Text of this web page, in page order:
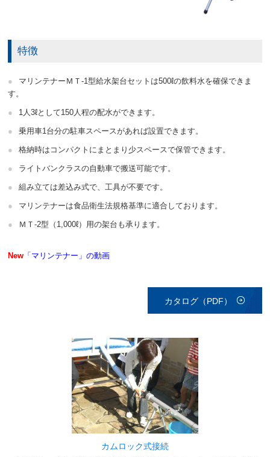
特徴
マリンテナーＭＴ-1型給水架台セットは500ℓの飲料水を確保できま
す。
1人3ℓとして150人程の配水ができます。
乗用車1台分の駐車スペースがあれば設置できます。
格納時はコンパクトにまとまり少スペースで保管できます。
ライトバンクラスの自動車で搬送可能です。
組み立ては差込み式で、工具が不要です。
マリンテナーは食品衛生法規格基準に適合しております。
ＭＴ-2型（1,000ℓ）用の架台も承ります。
New 「マリンテナー」の動画
カタログ（PDF）
カムロック式接続